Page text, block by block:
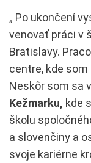
„ Po ukončení
venovať práci v
Bratislavy.
centre, kde
Neskôr som sa
Kežmarku, kde
školu
a slovenčiny a
svoje kariérne